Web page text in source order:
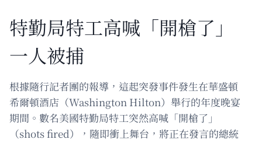
特勤局特工高喊「開槍了」
一人被捕
根據隨行記者團的報導，這起突發事件發生在華盛頓
希爾頓酒店（Washington Hilton）舉行的年度晚宴
期間。數名美國特勤局特工突然高喊「開槍了」
（shots fired），隨即衝上舞台，將正在發言的總統